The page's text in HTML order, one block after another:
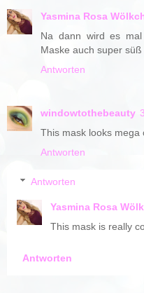
Yasmina Rosa
Na dann wird es
Maske auch super
Antworten
windowtothebeauty
This mask looks mega
Antworten
Antworten
Yasmina Rosa
This mask is really
Antworten